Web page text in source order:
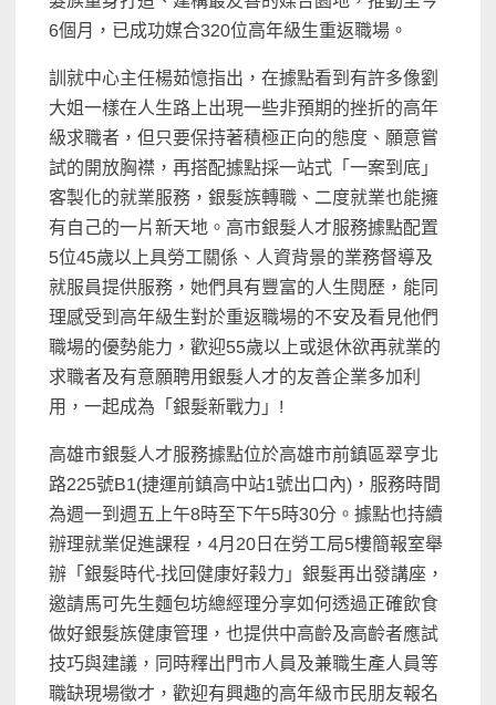
6個月，已成功媒合320位高年級生重返職場。
訓就中心主任楊茹憶指出，在據點看到有許多像劉
大姐一樣在人生路上出現一些非預期的挫折的高年
級求職者，但只要保持著積極正向的態度、願意嘗
試的開放胸襟，再搭配據點採一站式「一案到底」
客製化的就業服務，銀髮族轉職、二度就業也能擁
有自己的一片新天地。高市銀髮人才服務據點配置
5位45歲以上具勞工關係、人資背景的業務督導及
就服員提供服務，她們具有豐富的人生閱歷，能同
理感受到高年級生對於重返職場的不安及看見他們
職場的優勢能力，歡迎55歲以上或退休欲再就業的
求職者及有意願聘用銀髮人才的友善企業多加利
用，一起成為「銀髮新戰力」!
高雄市銀髮人才服務據點位於高雄市前鎮區翠亨北
路225號B1(捷運前鎮高中站1號出口內)，服務時間
為週一到週五上午8時至下午5時30分。據點也持續
辦理就業促進課程，4月20日在勞工局5樓簡報室舉
辦「銀髮時代-找回健康好榖力」銀髮再出發講座，
邀請馬可先生麵包坊總經理分享如何透過正確飲食
做好銀髮族健康管理，也提供中高齡及高齡者應試
技巧與建議，同時釋出門市人員及兼職生產人員等
職缺現場徵才，歡迎有興趣的高年級市民朋友報名